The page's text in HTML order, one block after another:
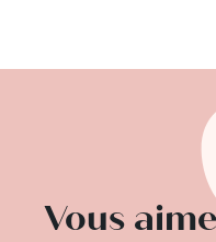
Vous